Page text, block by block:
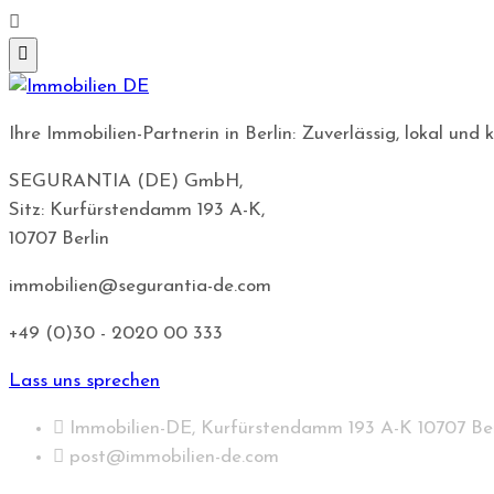
Ihre Immobilien-Partnerin in Berlin: Zuverlässig, lokal
SEGURANTIA (DE) GmbH,
Sitz: Kurfürstendamm 193 A-K,
10707 Berlin
immobilien@segurantia-de.com
+49 (0)30 - 2020 00 333
Lass uns sprechen
Immobilien-DE, Kurfürstendamm 193 A-K 10707
post@immobilien-de.com